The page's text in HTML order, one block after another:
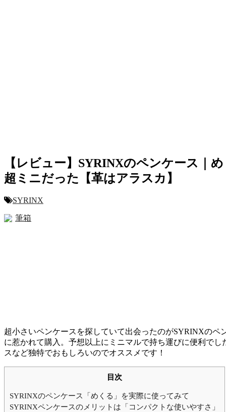
【レビュー】SYRINXのペンケース｜
超ミニだった【革はアラスカ】
SYRINX
筆箱
超小さいペンケースを探していて出会ったのがSYRINXのペ
に惹かれて購入。予想以上にミニマルで持ち運びに便利で
スなど独特でおもしろいのでオススメです！
目次
SYRINXのペンケース「めくる」を実際に使ってみて
SYRINXペンケースのメリットは「コンパクトな使いやすさ」